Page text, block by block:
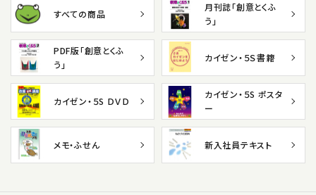
すべての商品
月刊誌「創意とくふ
う」
PDF版「創意とくふ
う」
カイゼン・５Ｓ書籍
カイゼン・５S ＤＶＤ
カイゼン・５S ポスタ
ー
メモ・ふせん 新入社員テキスト